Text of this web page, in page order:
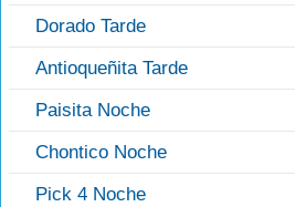
Dorado Tarde
Antioqueñita Tarde
Paisita Noche
Chontico Noche
Pick 4 Noche